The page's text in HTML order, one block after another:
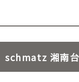
schmatz 湘南台